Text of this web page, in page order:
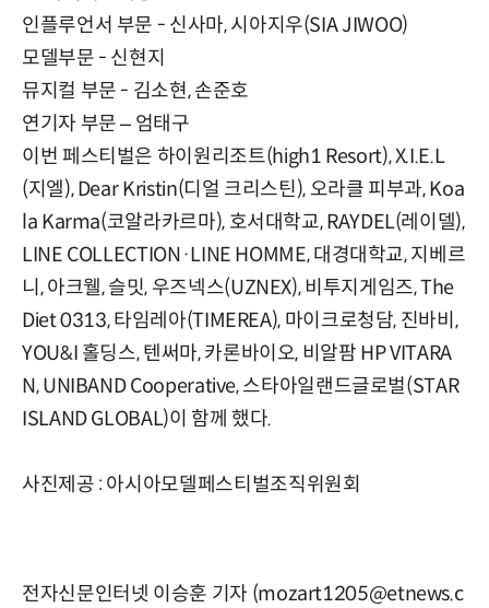
인플루언서 부문 - 신사마, 시아지우(SIA JIWOO)
모델부문 - 신현지
뮤지컬 부문 - 김소현, 손준호
연기자 부문 – 엄태구
이번 페스티벌은 하이원리조트(high1 Resort), X.I.E.L
(지엘), Dear Kristin(디얼 크리스틴), 오라클 피부과, Koa
la Karma(코알라카르마), 호서대학교, RAYDEL(레이델),
LINE COLLECTION·LINE HOMME, 대경대학교, 지베르
니, 아크웰, 슬밋, 우즈넥스(UZNEX), 비투지게임즈, The
Diet 0313, 타임레아(TIMEREA), 마이크로청담, 진바비,
YOU&I 홀딩스, 텐써마, 카론바이오, 비알팜 HP VITARA
N, UNIBAND Cooperative, 스타아일랜드글로벌(STAR
ISLAND GLOBAL)이 함께 했다.
사진제공 : 아시아모델페스티벌조직위원회
전자신문인터넷 이승훈 기자 (mozart1205@etnews.c